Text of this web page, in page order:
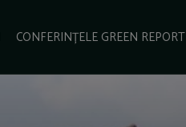
CONFERINȚELE GREEN REPORT
SCHIMBĂRI CLIMATICE